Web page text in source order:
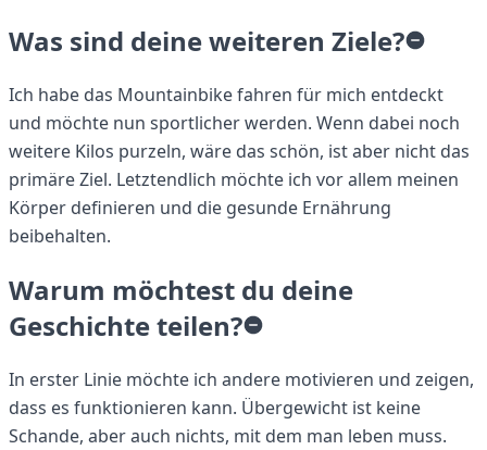
Was sind deine weiteren Ziele?
Ich habe das Mountainbike fahren für mich entdeckt
und möchte nun sportlicher werden. Wenn dabei noch
weitere Kilos purzeln, wäre das schön, ist aber nicht das
primäre Ziel. Letztendlich möchte ich vor allem meinen
Körper definieren und die gesunde Ernährung
beibehalten.
Warum möchtest du deine
Geschichte teilen?
In erster Linie möchte ich andere motivieren und zeigen,
dass es funktionieren kann. Übergewicht ist keine
Schande, aber auch nichts, mit dem man leben muss.